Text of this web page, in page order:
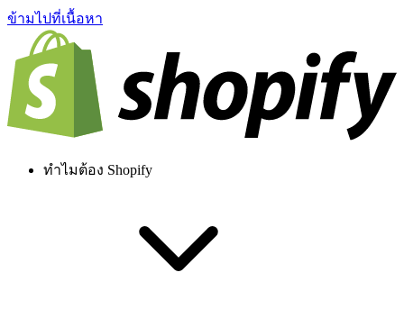
ข้ามไปที่เนื้อหา
ทำไมต้อง Shopify